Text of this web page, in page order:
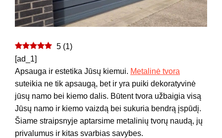
5 (1)
[ad_1]
Apsauga ir estetika Jūsų kiemui. Metalinė tvora
suteikia ne tik apsaugą, bet ir yra puiki dekoratyvinė
jūsų namo bei kiemo dalis. Būtent tvora užbaigia visą
Jūsų namo ir kiemo vaizdą bei sukuria bendrą įspūdį.
Šiame straipsnyje aptarsime metalinių tvorų naudą, jų
privalumus ir kitas svarbias savybes.